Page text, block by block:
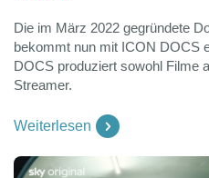
Die im März 2022 gegründete
bekommt nun mit ICON DOCS
DOCS produziert sowohl Filme
Streamer.
Weiterlesen